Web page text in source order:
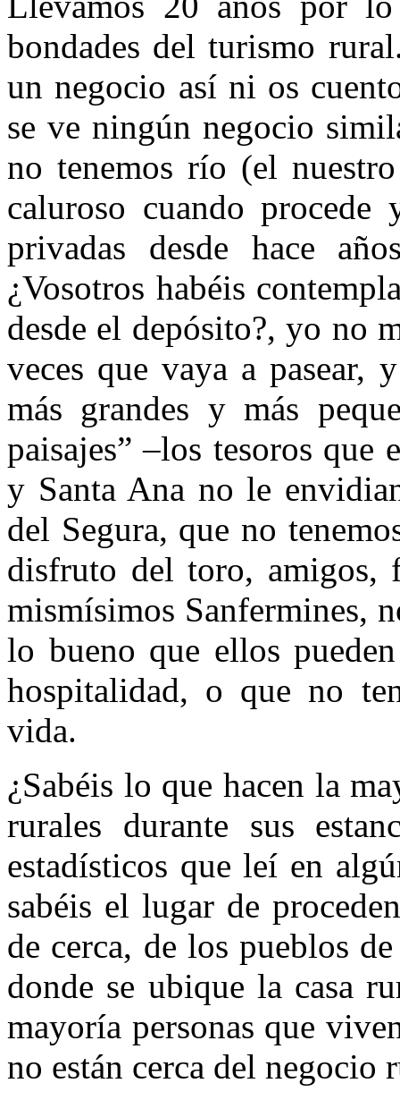
bondades del turismo
un negocio así ni os
se ve ningún negocio
no tenemos río (el
caluroso cuando
privadas desde hace
¿Vosotros habéis
desde el depósito?, yo no
veces que vaya a pasear,
más grandes y más
paisajes” –los tesoros que
y Santa Ana no le
del Segura, que no
disfruto del toro, amigos,
mismísimos Sanfermines,
lo bueno que ellos
hospitalidad, o que no
vida.
¿Sabéis lo que hacen la
rurales durante sus
estadísticos que leí en
sabéis el lugar de
de cerca, de los pueblos
donde se ubique la casa
mayoría personas que
no están cerca del negocio